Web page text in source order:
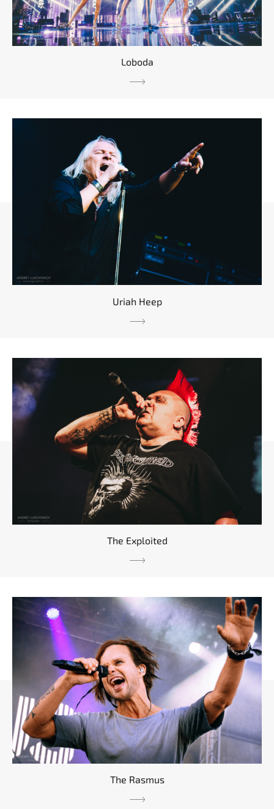
Loboda
Uriah Heep
The Exploited
The Rasmus